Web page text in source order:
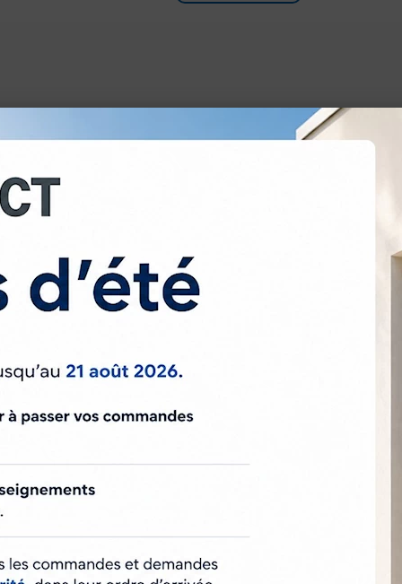
1 canal idéale pour piloter avec finesse vos
+ toucheMy (position favorite)